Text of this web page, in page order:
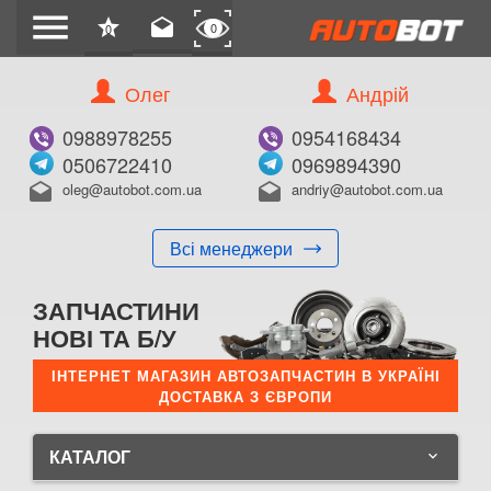
menu star
0 drafts 0
Олег
0988978255
0506722410
drafts oleg@autobot.com.ua
Всі менеджери
Андрій
0954168434
0969894390
drafts andriy@autobot.com.ua
ЗАПЧАСТИНИ
НОВІ ТА Б/У
ІНТЕРНЕТ МАГАЗИН АВТОЗАПЧАСТИН В УКРАЇНІ
ДОСТАВКА З ЄВРОПИ
КАТАЛОГ keyboard_arrow_down